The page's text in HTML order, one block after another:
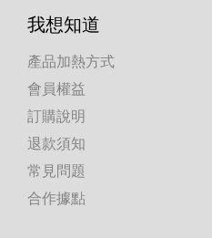
我想知道
產品加熱方式
會員權益
訂購說明
退款須知
常見問題
合作據點